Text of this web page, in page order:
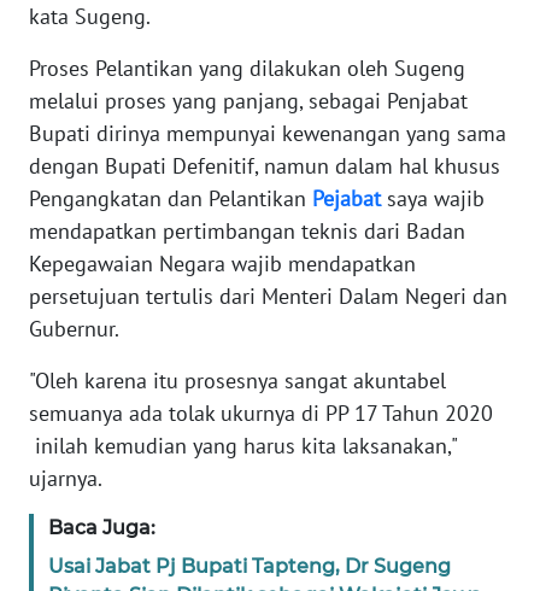
kata Sugeng.
Proses Pelantikan yang dilakukan oleh Sugeng
melalui proses yang panjang, sebagai Penjabat
Bupati dirinya mempunyai kewenangan yang sama
dengan Bupati Defenitif, namun dalam hal khusus
Pengangkatan dan Pelantikan Pejabatsaya wajib
mendapatkan pertimbangan teknis dari Badan
Kepegawaian Negara wajib mendapatkan
persetujuan tertulis dari Menteri Dalam Negeri dan
Gubernur.
"Oleh karena itu prosesnya sangat akuntabel
semuanya ada tolak ukurnya di PP 17 Tahun 2020
inilah kemudian yang harus kita laksanakan,"
ujarnya.
Baca Juga:
Usai Jabat Pj Bupati Tapteng, Dr Sugeng
SULTRA
WN
WN
SULTENG
WN
SULBAR
BABEL
WN
WN